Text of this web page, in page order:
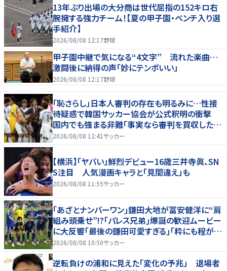
13年ぶり出場の大分商は世代屈指の152キロ右
腕擁する強力チーム！【夏の甲子園・ベンチ入り選
手紹介】
2026/08/08 12:17野球
甲子園中継で気になる“4文字” 流れた楽曲…
激闘後に納得の声「妙にテンポいい」
2026/08/08 12:17野球
「恥さらし」日本人審判の存在も明るみに…性接
待疑惑で韓国サッカー協会が公式釈明の衝撃
国内でも強まる非難「事実なら審判を買収したこ
とになる」
2026/08/08 12:41サッカー
【横浜】「ヤバい」鮮烈デビュー16歳三井寺眞、SN
S注目 人気漫画キャラと「見間違え」も
2026/08/08 11:55サッカー
｢あざとナンバーワン｣鎌田大地が冨安健洋に“肩
組み頭乗せ”!?｢パレス兄弟｣爆誕の歓迎ムービー
に大反響｢最後の鎌田可愛すぎる｣｢粋にも程があ
る！」
2026/08/08 10:50サッカー
逆転負けの浦和に見えた「変化の予兆」 退場者